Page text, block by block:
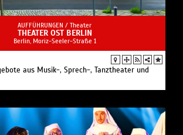
AUFFÜHRUNGEN / Theater
THEATER OST BERLIN
Berlin, Moriz-Seeler-Straße 1
aus Musik-, Sprech-, Tanztheater und